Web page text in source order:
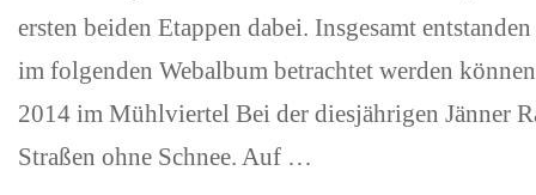
ersten beiden Etappen dabei. Insgesamt
im folgenden Webalbum betrachtet werden
2014 im Mühlviertel Bei der diesjährigen Jänner
Straßen ohne Schnee. Auf …